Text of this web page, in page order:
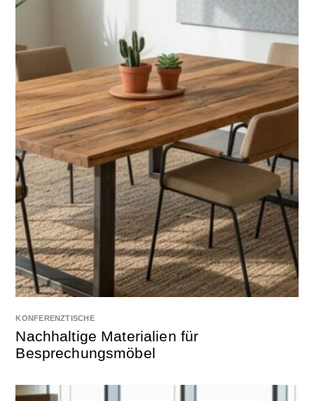
KONFERENZTISCHE
Nachhaltige Materialien für
Besprechungsmöbel